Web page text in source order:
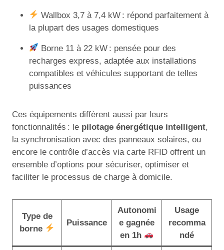
Wallbox 3,7 à 7,4 kW : répond parfaitement à
la plupart des usages domestiques
Borne 11 à 22 kW : pensée pour des
recharges express, adaptée aux installations
compatibles et véhicules supportant de telles
puissances
Ces équipements diffèrent aussi par leurs
fonctionnalités : le pilotage énergétique intelligent,
la synchronisation avec des panneaux solaires, ou
encore le contrôle d’accès via carte RFID offrent un
ensemble d’options pour sécuriser, optimiser et
faciliter le processus de charge à domicile.
Type de
borne
Puissance
Autonomi
e gagnée
en 1h
Usage
recomma
ndé